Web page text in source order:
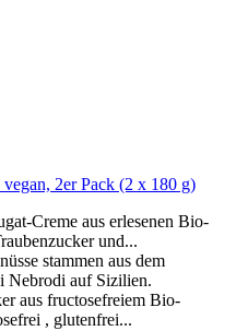
2er Pack (2 x 180 g)
Creme aus erlesenen Bio-
und...
stammen aus dem
Nebrodi auf Sizilien.
aus fructosefreiem Bio-
, glutenfrei...